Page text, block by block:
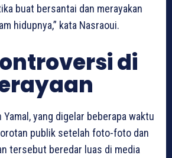
buat bersantai dan merayakan
hidupnya,” kata Nasraoui.
di
yang digelar beberapa waktu
publik setelah foto-foto dan
tersebut beredar luas di media